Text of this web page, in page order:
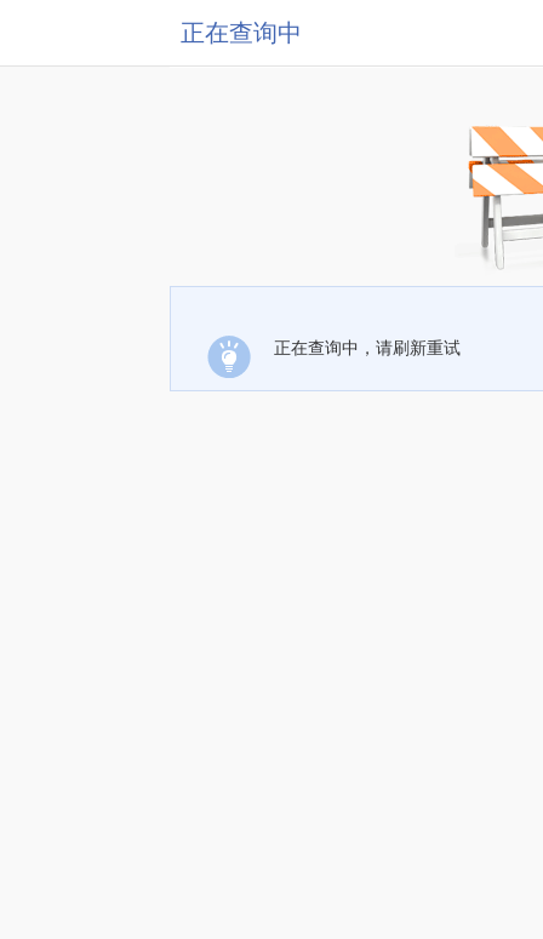
正在查询中
正在查询中，请刷新重试